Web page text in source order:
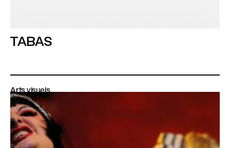
TABAS
Arts visuels